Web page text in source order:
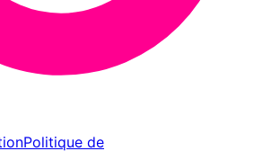
Politique de